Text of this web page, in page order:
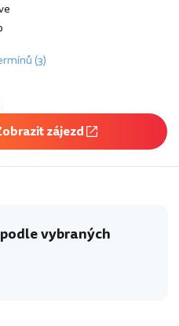
(3)
zájezd
vybraných